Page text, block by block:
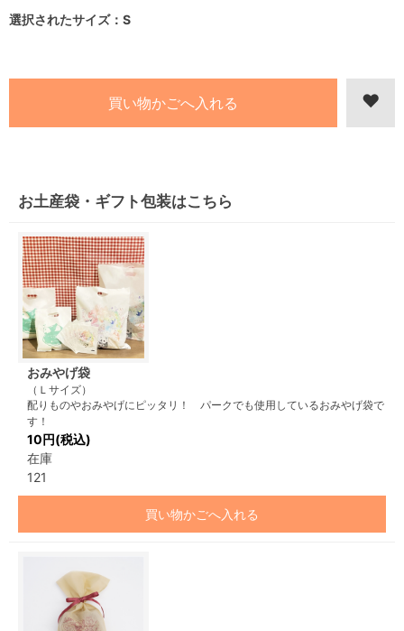
選択されたサイズ：S
お土産袋・ギフト包装はこちら
おみやげ袋
（Ｌサイズ）
配りものやおみやげにピッタリ！ パークでも使用しているおみやげ袋で
す！
10円(税込)
在庫
121
買い物かごへ入れる